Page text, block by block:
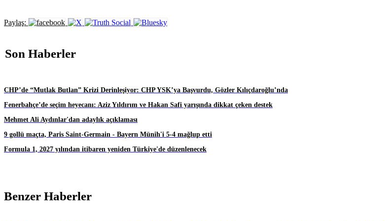
Paylaş:
Son Haberler
CHP’de “Mutlak Butlan” Krizi Derinleşiyor: CHP YSK’ya Başvurdu, Gözler Kılıçdaroğlu’nda
Fenerbahçe’de seçim heyecanı: Aziz Yıldırım ve Hakan Safi yarışında dikkat çeken destek
Mehmet Ali Aydınlar'dan adaylık açıklaması
9 gollü maçta, Paris Saint-Germain - Bayern Münih'i 5-4 mağlup etti
Formula 1, 2027 yılından itibaren yeniden Türkiye'de düzenlenecek
Benzer Haberler